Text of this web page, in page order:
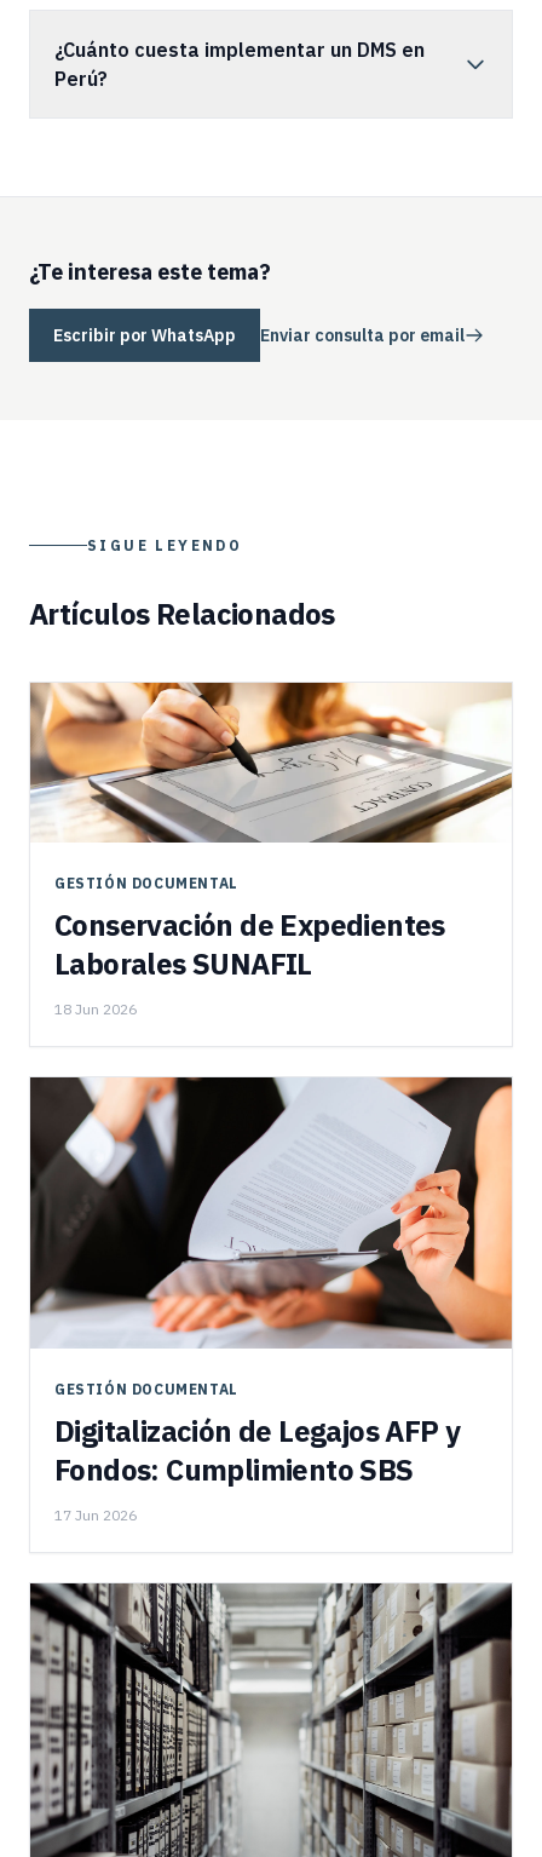
¿Cuánto cuesta implementar un DMS en
Perú?
¿Te interesa este tema?
Escribir por WhatsApp Enviar consulta por email
SIGUE LEYENDO
Artículos Relacionados
GESTIÓN DOCUMENTAL
Conservación de Expedientes
Laborales SUNAFIL
18 Jun 2026
GESTIÓN DOCUMENTAL
Digitalización de Legajos AFP y
Fondos: Cumplimiento SBS
17 Jun 2026